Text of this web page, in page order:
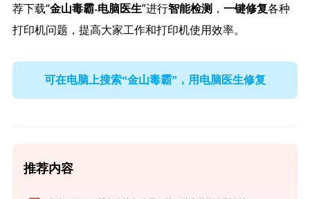
荐下载“金山毒霸-电脑医生”进行智能检测， 一键修复各种
打印机问题，提高大家工作和打印机使用效率。
可在电脑上搜索“金山毒霸”，用电脑医生修复
推荐内容